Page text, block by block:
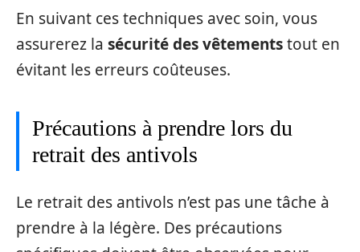
En suivant ces techniques avec soin, vous
assurerez la sécurité des vêtementstout en
évitant les erreurs coûteuses.
Précautions à prendre lors du
retrait des antivols
Le retrait des antivols n’est pas une tâche à
prendre à la légère. Des précautions